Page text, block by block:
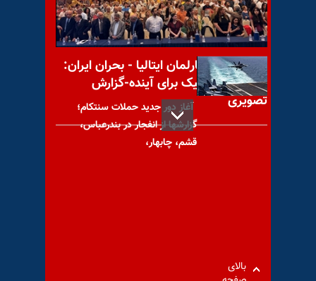
اعدام قهرمان بوکس ایران توسط
رژیم آخوندی
آغاز دور جدید حملات سنتکام؛
گزارشها از انفجار در بندرعباس،
قشم، چابهار،
کنفرانس در پارلمان ایتالیا - بحران ایران:
راه‌حل دموکراتیک برای آینده-گزارش
تصویری
بالای